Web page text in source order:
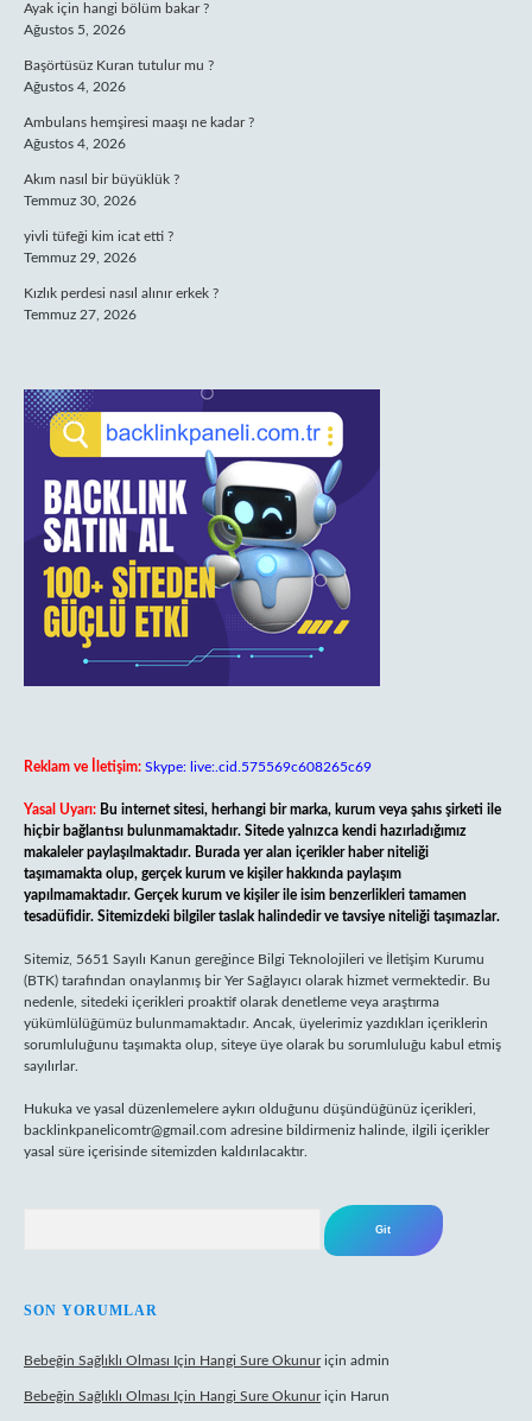
Ayak için hangi bölüm bakar ?
Ağustos 5, 2026
Başörtüsüz Kuran tutulur mu ?
Ağustos 4, 2026
Ambulans hemşiresi maaşı ne kadar ?
Ağustos 4, 2026
Akım nasıl bir büyüklük ?
Temmuz 30, 2026
yivli tüfeği kim icat etti ?
Temmuz 29, 2026
Kızlık perdesi nasıl alınır erkek ?
Temmuz 27, 2026
Reklam ve İletişim: Skype: live:.cid.575569c608265c69
Yasal Uyarı: Bu internet sitesi, herhangi bir marka, kurum veya şahıs şirketi ile
hiçbir bağlantısı bulunmamaktadır. Sitede yalnızca kendi hazırladığımız
makaleler paylaşılmaktadır. Burada yer alan içerikler haber niteliği
taşımamakta olup, gerçek kurum ve kişiler hakkında paylaşım
yapılmamaktadır. Gerçek kurum ve kişiler ile isim benzerlikleri tamamen
tesadüfidir. Sitemizdeki bilgiler taslak halindedir ve tavsiye niteliği taşımazlar.
Sitemiz, 5651 Sayılı Kanun gereğince Bilgi Teknolojileri ve İletişim Kurumu
(BTK) tarafından onaylanmış bir Yer Sağlayıcı olarak hizmet vermektedir. Bu
nedenle, sitedeki içerikleri proaktif olarak denetleme veya araştırma
yükümlülüğümüz bulunmamaktadır. Ancak, üyelerimiz yazdıkları içeriklerin
sorumluluğunu taşımakta olup, siteye üye olarak bu sorumluluğu kabul etmiş
sayılırlar.
Hukuka ve yasal düzenlemelere aykırı olduğunu düşündüğünüz içerikleri,
backlinkpanelicomtr@gmail.com adresine bildirmeniz halinde, ilgili içerikler
yasal süre içerisinde sitemizden kaldırılacaktır.
SON YORUMLAR
Bebeğin Sağlıklı Olması Için Hangi Sure Okunuriçin admin
Bebeğin Sağlıklı Olması Için Hangi Sure Okunuriçin Harun